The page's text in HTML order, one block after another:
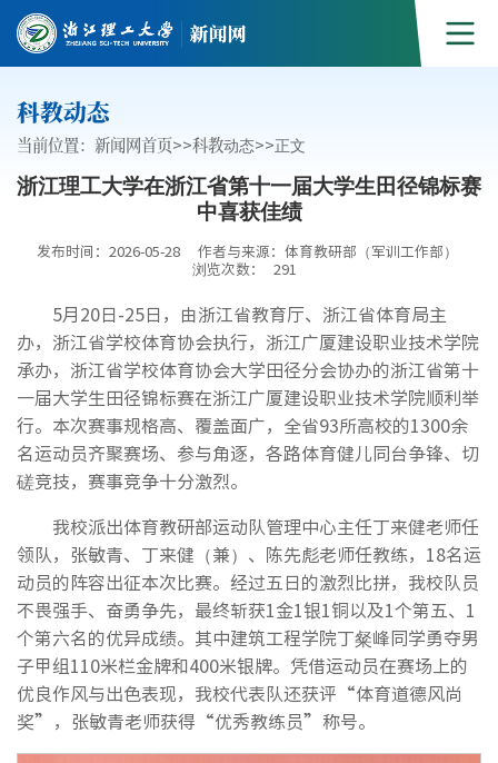
科教动态
当前位置： 新闻网首页>>科教动态>>正文
浙江理工大学在浙江省第十一届大学生田径锦标赛
中喜获佳绩
发布时间：2026-05-28
作者与来源：体育教研部（军训工作部）
浏览次数：
291
5月20日-25日，由浙江省教育厅、浙江省体育局主
办，浙江省学校体育协会执行，浙江广厦建设职业技术学院
承办，浙江省学校体育协会大学田径分会协办的浙江省第十
一届大学生田径锦标赛在浙江广厦建设职业技术学院顺利举
行。本次赛事规格高、覆盖面广，全省93所高校的1300余
名运动员齐聚赛场、参与角逐，各路体育健儿同台争锋、切
磋竞技，赛事竞争十分激烈。
我校派出体育教研部运动队管理中心主任丁来健老师任
领队，张敏青、丁来健（兼）、陈先彪老师任教练，18名运
动员的阵容出征本次比赛。经过五日的激烈比拼，我校队员
不畏强手、奋勇争先，最终斩获1金1银1铜以及1个第五、1
个第六名的优异成绩。其中建筑工程学院丁粲峰同学勇夺男
子甲组110米栏金牌和400米银牌。凭借运动员在赛场上的
优良作风与出色表现，我校代表队还获评“体育道德风尚
奖”，张敏青老师获得“优秀教练员”称号。